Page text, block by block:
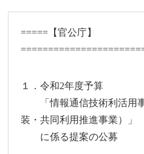
=====【官公庁】
１．令和2年度予算
「情報通信技術利活用
装・共同利用推進事業）」
に係る提案の公募